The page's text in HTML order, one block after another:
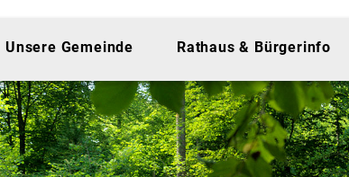
Unsere Gemeinde Rathaus & Bürgerinfo